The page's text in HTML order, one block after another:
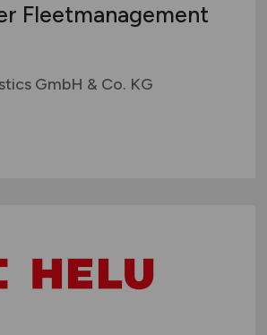
Fleetmanagement
GmbH & Co. KG